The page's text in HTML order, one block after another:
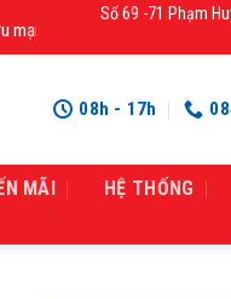
chính hãng, rượu vang
Số 69 -71 Phạm
08h - 17h
MÃI HỆ THỐNG